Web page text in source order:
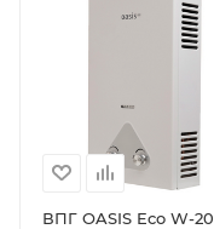
ВПГ OASIS Eco W-20